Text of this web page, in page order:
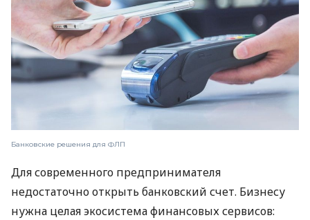
Банковские решения для ФЛП
Для современного предпринимателя
недостаточно открыть банковский счет. Бизнесу
нужна целая экосистема финансовых сервисов: